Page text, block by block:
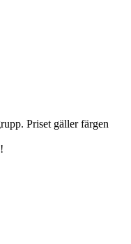
Priset gäller färgen